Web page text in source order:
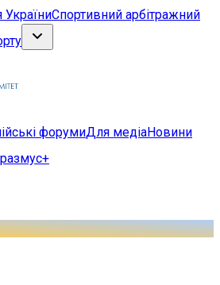
УкраїниСпортивний арбітражний
форумиДля медіаНовини